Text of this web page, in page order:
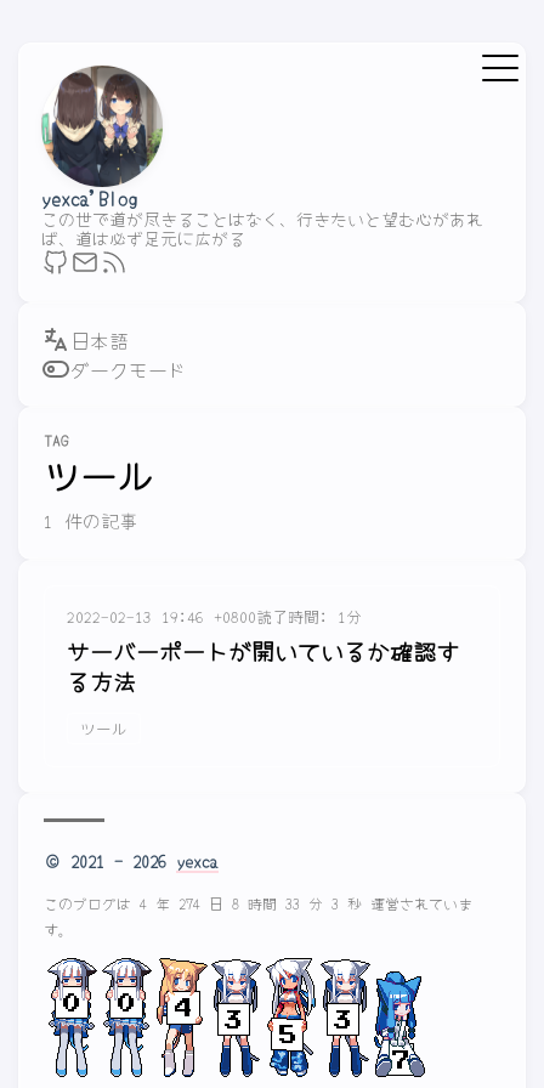
yexca'Blog
この世で道が尽きることはなく、行きたいと望む心があれ
ば、道は必ず足元に広がる
ダークモード
TAG
ツール
1 件の記事
2022-02-13 19:46 +0800読了時間: 1分
サーバーポートが開いているか確認す
る方法
ツール
© 2021 - 2026 yexca
このブログは 4 年 274 日 8 時間 33 分 3 秒 運営されていま
す。